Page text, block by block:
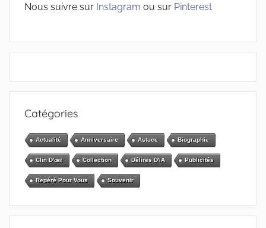
Nous suivre sur Instagram ou sur Pinterest
Catégories
Actualité Anniversaire Astuce Biographie
Clin D'œil Collection Délires D'IA Publicités
Repéré Pour Vous Souvenir